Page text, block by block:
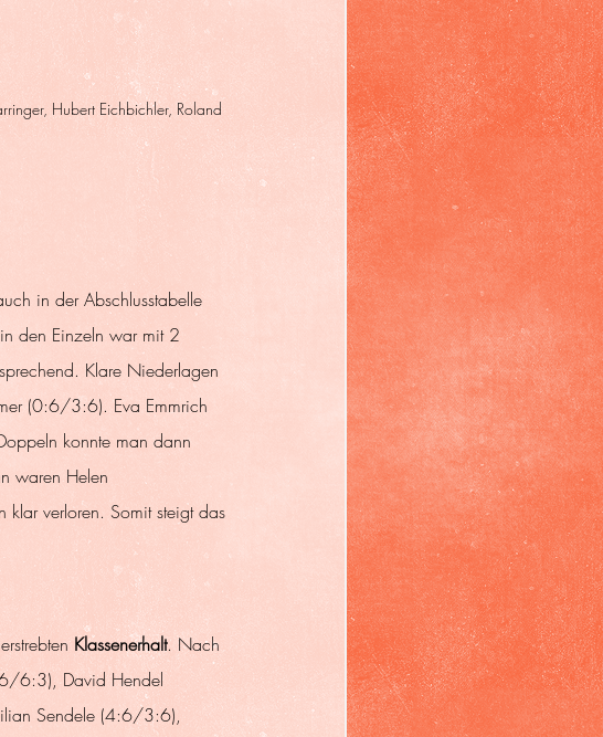
Hubert Eichbichler, Roland
in der Abschlusstabelle
den Einzeln war mit 2
Klare Niederlagen
(0:6/3:6). Eva Emmrich
konnte man dann
waren Helen
verloren. Somit steigt das
Klassenerhalt. Nach
6:3), David Hendel
Sendele (4:6/3:6),